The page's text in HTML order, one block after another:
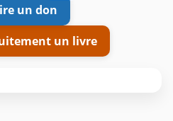
un don
un livre